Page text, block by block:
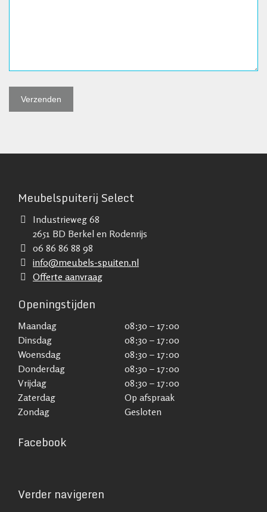
Meubelspuiterij Select
Industrieweg 68
2651 BD Berkel en Rodenrijs
06 86 86 88 98
info@meubels-spuiten.nl
Offerte aanvraag
Openingstijden
Maandag
08:30 – 17:00
Dinsdag
08:30 – 17:00
Woensdag
08:30 – 17:00
Donderdag
08:30 – 17:00
Vrijdag
08:30 – 17:00
Zaterdag
Op afspraak
Zondag
Gesloten
Facebook
Verder navigeren